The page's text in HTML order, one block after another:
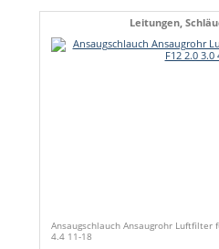
Leitungen,
Ansaugschlauch Ansaugrohr Luftfilter
4.4 11-18